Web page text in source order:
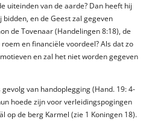
uiteinden van de aarde? Dan heeft hij
en de Geest zal gegeven
de Tovenaar (Handelingen 8:18), de
en financiële voordeel? Als dat zo
en zal het niet worden gegeven
van handoplegging (Hand. 19: 4-
hoede zijn voor verleidingspogingen
op de berg Karmel (zie 1 Koningen 18).